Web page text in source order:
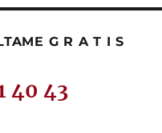
G R A T I S
40 43